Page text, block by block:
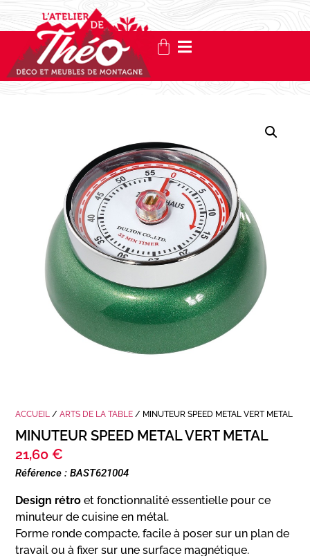
ACCUEIL /ARTS DE LA TABLE / MINUTEUR SPEED METAL VERT METAL
MINUTEUR SPEED METAL VERT METAL
21,60 €
Référence : BAST621004
Design rétro et fonctionnalité essentielle pour ce
minuteur de cuisine en métal.
Forme ronde compacte, facile à poser sur un plan de
travail ou à fixer sur une surface magnétique.